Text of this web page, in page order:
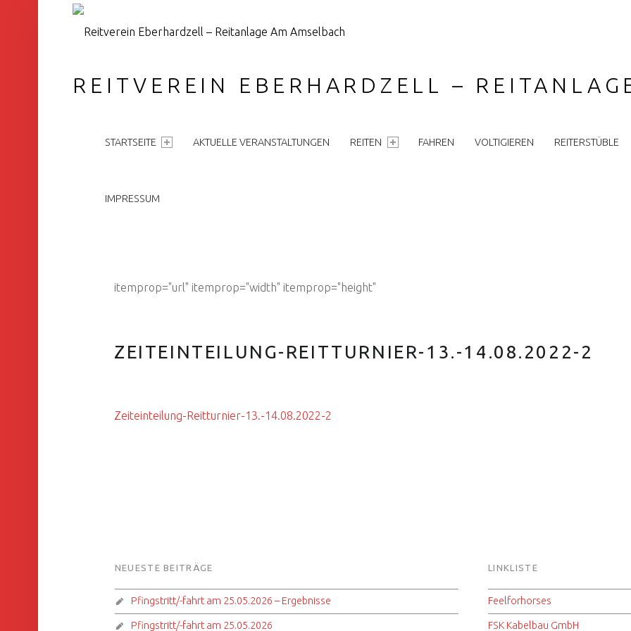
REITVEREIN EBERHARDZELL –
STARTSEITE AKTUELLE VERANSTALTUNGEN REITEN FAHREN VOLTIGIEREN REITERSTÜBLE
IMPRESSUM
itemprop="url" itemprop="width" itemprop="height"
ZEITEINTEILUNG-REITTURNIER-13.-14.08.2022-2
Zeiteinteilung-Reitturnier-13.-14.08.2022-2
FOOTER SIDEBAR
NEUESTE BEITRÄGE
Pfingstritt/-fahrt am 25.05.2026 – Ergebnisse
Pfingstritt/-fahrt am 25.05.2026
LINKLISTE
Feelforhorses
FSK Kabelbau GmbH